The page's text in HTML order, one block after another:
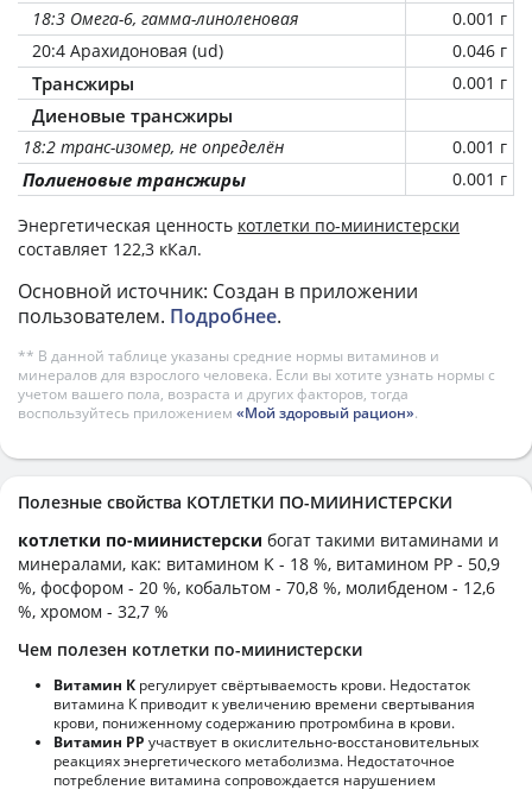
18:3 Омега-6, гамма-линоленовая
0.001 г
20:4 Арахидоновая (ud)
0.046 г
Трансжиры 0.001 г
Диеновые трансжиры
18:2 транс-изомер, не определён 0.001 г
Полиеновые трансжиры 0.001 г
Энергетическая ценность котлетки по-миинистерски
составляет 122,3 кКал.
Основной источник: Создан в приложении
пользователем. Подробнее.
** В данной таблице указаны средние нормы витаминов и
минералов для взрослого человека. Если вы хотите узнать нормы с
учетом вашего пола, возраста и других факторов, тогда
воспользуйтесь приложением «Мой здоровый рацион».
Полезные свойства КОТЛЕТКИ ПО-МИИНИСТЕРСКИ
котлетки по-миинистерски богат такими витаминами и
минералами, как: витамином K - 18 %, витамином PP - 50,9
%, фосфором - 20 %, кобальтом - 70,8 %, молибденом - 12,6
%, хромом - 32,7 %
Чем полезен котлетки по-миинистерски
Витамин К регулирует свёртываемость крови. Недостаток
витамина К приводит к увеличению времени свертывания
крови, пониженному содержанию протромбина в крови.
Витамин РР участвует в окислительно-восстановительных
реакциях энергетического метаболизма. Недостаточное
потребление витамина сопровождается нарушением